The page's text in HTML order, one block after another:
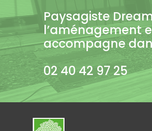
Paysagiste
l’aménagement
accompagne
02 40 42 97 25